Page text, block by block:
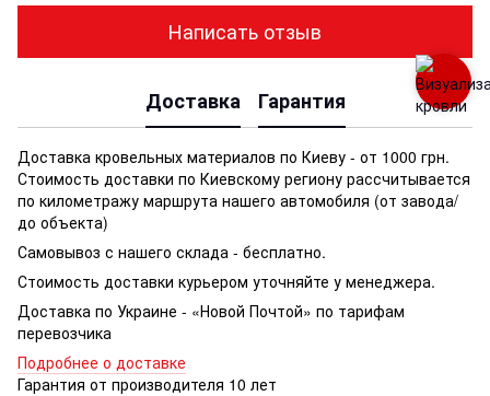
Написать отзыв
Доставка Гарантия
Доставка кровельных материалов по Киеву - от 1000 грн.
Стоимость доставки по Киевскому региону рассчитывается
по километражу маршрута нашего автомобиля (от завода/
до объекта)
Самовывоз с нашего склада - бесплатно.
Стоимость доставки курьером уточняйте у менеджера.
Доставка по Украине - «Новой Почтой» по тарифам
перевозчика
Подробнее о доставке
Гарантия от производителя 10 лет